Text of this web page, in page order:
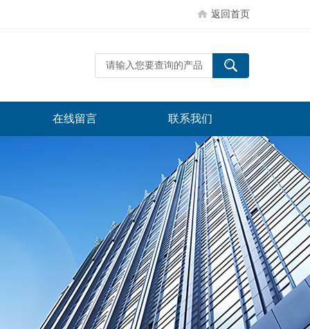
返回首页
在线留言 联系我们